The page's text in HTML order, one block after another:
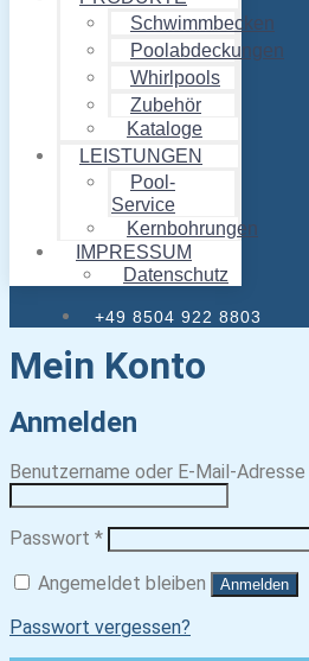
Schwimmbecken
Poolabdeckungen
Whirlpools
Zubehör
Kataloge
LEISTUNGEN
Pool-
Service
Kernbohrungen
IMPRESSUM
Datenschutz
+49 8504 922 8803
Mein Konto
Anmelden
Benutzername oder E-Mail-Adresse
Passwort *Erforderlich
Angemeldet bleiben Anmelden
Passwort vergessen?